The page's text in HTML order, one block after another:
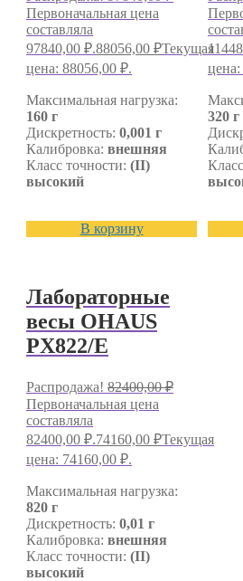
Первоначальная цена
составляла
97840,00 ₽.88056,00 ₽Текущая
цена: 88056,00 ₽.
Максимальная нагрузка:
160 г
Дискретность: 0,001 г
Калибровка: внешняя
Класс точности: (II)
высокий
В корзину
320 г
Лабораторные
весы OHAUS
PX822/E
Распродажа! 82400,00₽
Первоначальная цена
составляла
82400,00 ₽.74160,00 ₽Текущая
цена: 74160,00 ₽.
Максимальная нагрузка:
820 г
Дискретность: 0,01 г
Калибровка: внешняя
Класс точности: (II)
высокий